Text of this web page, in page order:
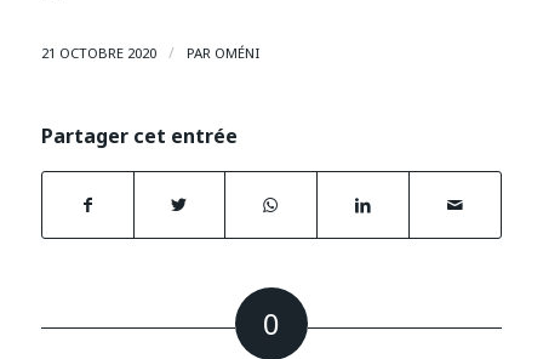
21 OCTOBRE 2020 / PAR OMÉNI
Partager cet entrée
0